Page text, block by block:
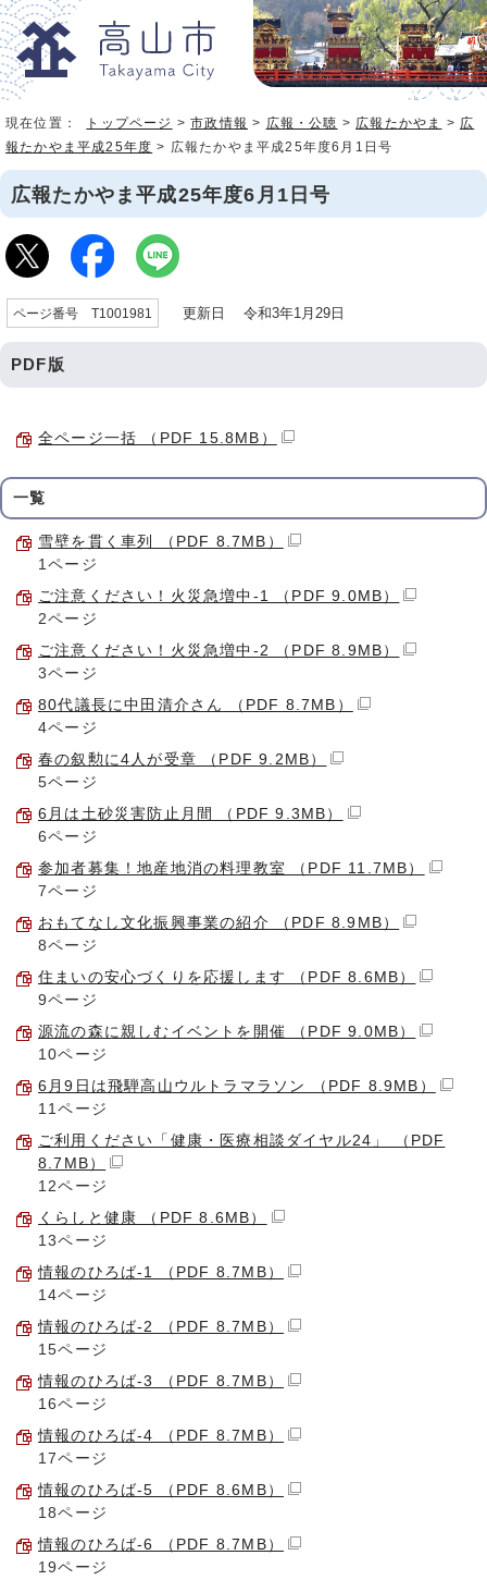
現在位置： トップページ >市政情報 > 広報・公聴 > 広報たかやま > 広
報たかやま平成25年度 > 広報たかやま平成25年度6月1日号
広報たかやま平成25年度6月1日号
ページ番号 T1001981 更新日 令和3年1月29日
PDF版
全ページ一括 （PDF 15.8MB）
一覧
雪壁を貫く車列 （PDF 8.7MB）
1ページ
ご注意ください！火災急増中-1 （PDF 9.0MB）
2ページ
ご注意ください！火災急増中-2 （PDF 8.9MB）
3ページ
80代議長に中田清介さん （PDF 8.7MB）
4ページ
春の叙勲に4人が受章 （PDF 9.2MB）
5ページ
6月は土砂災害防止月間 （PDF 9.3MB）
6ページ
参加者募集！地産地消の料理教室 （PDF 11.7MB）
7ページ
おもてなし文化振興事業の紹介 （PDF 8.9MB）
8ページ
住まいの安心づくりを応援します （PDF 8.6MB）
9ページ
源流の森に親しむイベントを開催 （PDF 9.0MB）
10ページ
6月9日は飛騨高山ウルトラマラソン （PDF 8.9MB）
11ページ
ご利用ください「健康・医療相談ダイヤル24」 （PDF
8.7MB）
12ページ
くらしと健康 （PDF 8.6MB）
13ページ
情報のひろば-1 （PDF 8.7MB）
14ページ
情報のひろば-2 （PDF 8.7MB）
15ページ
情報のひろば-3 （PDF 8.7MB）
16ページ
情報のひろば-4 （PDF 8.7MB）
17ページ
情報のひろば-5 （PDF 8.6MB）
18ページ
情報のひろば-6 （PDF 8.7MB）
19ページ